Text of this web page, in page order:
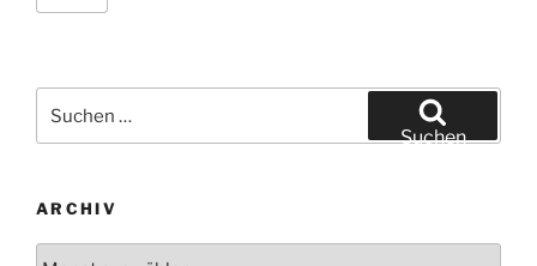
nach:
Suchen
ARCHIV